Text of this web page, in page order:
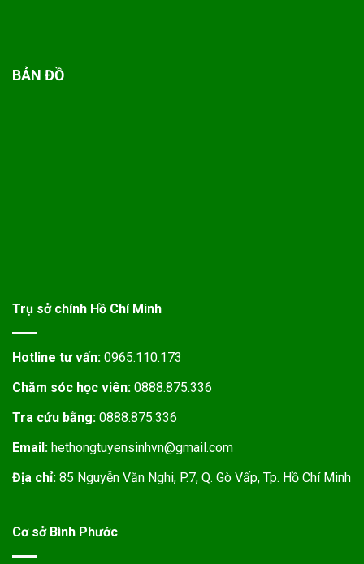
BẢN ĐỒ
Trụ sở chính Hồ Chí Minh
Hotline tư vấn: 0965.110.173
Chăm sóc học viên: 0888.875.336
Tra cứu bằng: 0888.875.336
Email: hethongtuyensinhvn@gmail.com
Địa chỉ: 85 Nguyễn Văn Nghi, P.7, Q. Gò Vấp, Tp. Hồ Chí Minh
Cơ sở Bình Phước